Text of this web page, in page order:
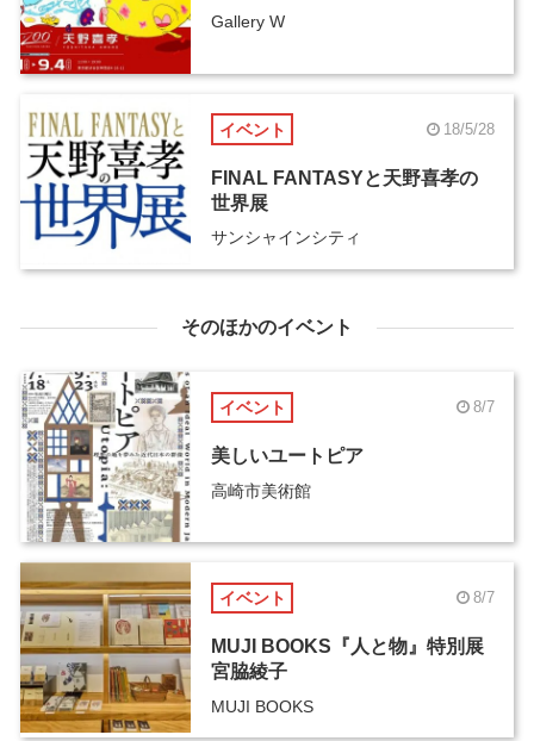
Gallery W
イベント 18/5/28
FINAL FANTASYと天野喜孝の
世界展
サンシャインシティ
そのほかのイベント
イベント 8/7
美しいユートピア
高崎市美術館
イベント 8/7
MUJI BOOKS『人と物』特別展
宮脇綾子
MUJI BOOKS